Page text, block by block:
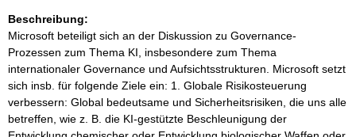
Beschreibung:
Microsoft beteiligt sich an der Diskussion zu Governance-
Prozessen zum Thema KI, insbesondere zum Thema
internationaler Governance und Aufsichtsstrukturen. Microsoft setzt
sich insb. für folgende Ziele ein: 1. Globale Risikosteuerung
verbessern: Global bedeutsame und Sicherheitsrisiken, die uns alle
betreffen, wie z. B. die KI-gestützte Beschleunigung der